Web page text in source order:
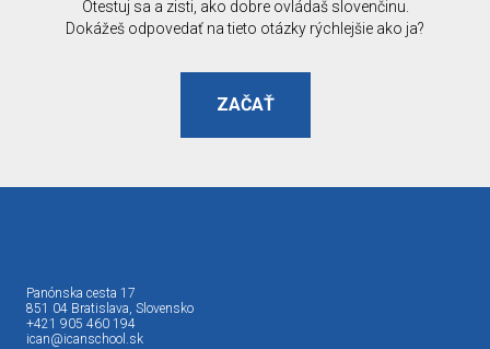
Otestuj sa a zisti, ako dobre ovládaš slovenčinu.
Dokážeš odpovedať na tieto otázky rýchlejšie ako ja?
ZAČAŤ
Panónska cesta 17
851 04 Bratislava, Slovensko
+421 905 460 194
ican@icanschool.sk